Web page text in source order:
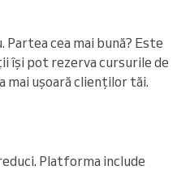
Partea cea mai bună? Este
își pot rezerva cursurile de
mai ușoară clienților tăi.
Platforma include